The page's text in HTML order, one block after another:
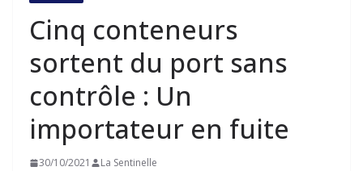
Cinq conteneurs
sortent du port sans
contrôle : Un
importateur en fuite
30/10/2021 La Sentinelle